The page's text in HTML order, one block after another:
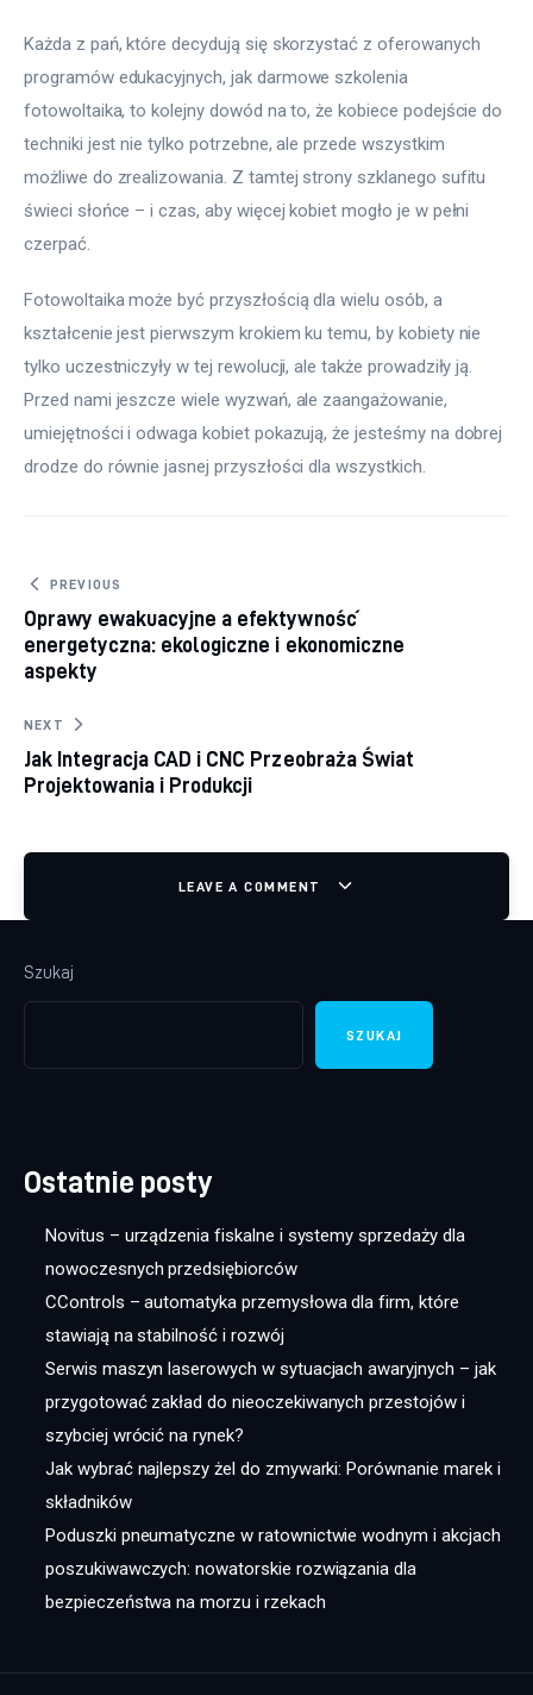
Każda z pań, które decydują się skorzystać z oferowanych
programów edukacyjnych, jak darmowe szkolenia
fotowoltaika, to kolejny dowód na to, że kobiece podejście do
techniki jest nie tylko potrzebne, ale przede wszystkim
możliwe do zrealizowania. Z tamtej strony szklanego sufitu
świeci słońce – i czas, aby więcej kobiet mogło je w pełni
czerpać.
Fotowoltaika może być przyszłością dla wielu osób, a
kształcenie jest pierwszym krokiem ku temu, by kobiety nie
tylko uczestniczyły w tej rewolucji, ale także prowadziły ją.
Przed nami jeszcze wiele wyzwań, ale zaangażowanie,
umiejętności i odwaga kobiet pokazują, że jesteśmy na dobrej
drodze do równie jasnej przyszłości dla wszystkich.
Nawigacja wpisu
PREVIOUS
Oprawy ewakuacyjne a efektywność
energetyczna: ekologiczne i ekonomiczne
aspekty
NEXT
Jak Integracja CAD i CNC Przeobraża Świat
Projektowania i Produkcji
LEAVE A COMMENT
Szukaj
SZUKAJ
Ostatnie posty
Novitus – urządzenia fiskalne i systemy sprzedaży dla
nowoczesnych przedsiębiorców
CControls – automatyka przemysłowa dla firm, które
stawiają na stabilność i rozwój
Serwis maszyn laserowych w sytuacjach awaryjnych – jak
przygotować zakład do nieoczekiwanych przestojów i
szybciej wrócić na rynek?
Jak wybrać najlepszy żel do zmywarki: Porównanie marek i
składników
Poduszki pneumatyczne w ratownictwie wodnym i akcjach
poszukiwawczych: nowatorskie rozwiązania dla
bezpieczeństwa na morzu i rzekach